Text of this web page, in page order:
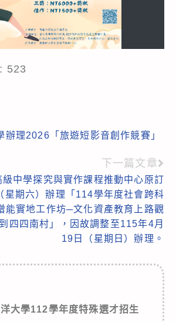
523
辦理2026「旅遊短影音創作競賽」
下一篇文章
級中學探究與實作課程推動中心原訂
星期六）辦理「114學年度社會跨科
能實地工作坊─文化資產教育上路觀
四四南村」，因故調整至115年4月
19日（星期日）辦理。
大學112學年度特殊選才招生